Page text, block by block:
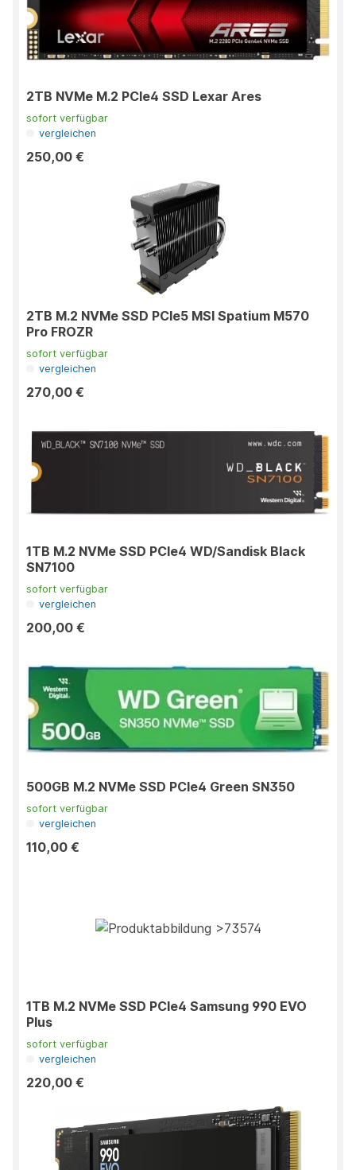
2TB NVMe M.2 PCIe4 SSD Lexar Ares
sofort verfügbar
vergleichen
250,00 €
2TB M.2 NVMe SSD PCIe5 MSI Spatium M570
Pro FROZR
sofort verfügbar
vergleichen
270,00 €
1TB M.2 NVMe SSD PCIe4 WD/Sandisk Black
SN7100
sofort verfügbar
vergleichen
200,00 €
500GB M.2 NVMe SSD PCIe4 Green SN350
sofort verfügbar
vergleichen
110,00 €
1TB M.2 NVMe SSD PCIe4 Samsung 990 EVO
Plus
sofort verfügbar
vergleichen
220,00 €